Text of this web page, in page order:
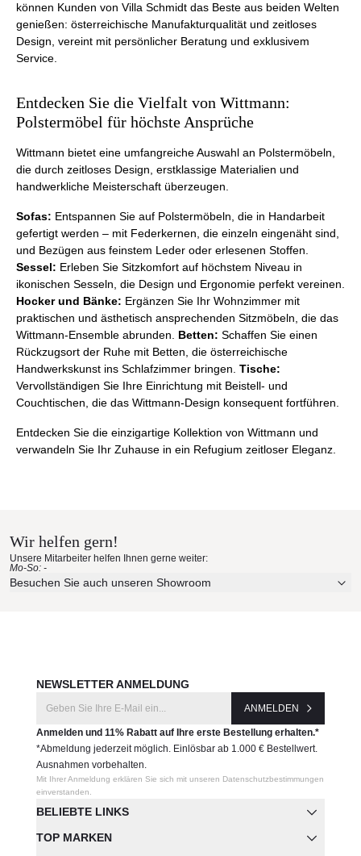
können Kunden von Villa Schmidt das Beste aus beiden Welten
genießen: österreichische Manufakturqualität und zeitloses
Design, vereint mit persönlicher Beratung und exklusivem
Service.
Entdecken Sie die Vielfalt von Wittmann:
Polstermöbel für höchste Ansprüche
Wittmann bietet eine umfangreiche Auswahl an Polstermöbeln,
die durch zeitloses Design, erstklassige Materialien und
handwerkliche Meisterschaft überzeugen.
Sofas: Entspannen Sie auf Polstermöbeln, die in Handarbeit
gefertigt werden – mit Federkernen, die einzeln eingenäht sind,
und Bezügen aus feinstem Leder oder erlesenen Stoffen.
Sessel: Erleben Sie Sitzkomfort auf höchstem Niveau in
ikonischen Sesseln, die Design und Ergonomie perfekt vereinen.
Hocker und Bänke: Ergänzen Sie Ihr Wohnzimmer mit
praktischen und ästhetisch ansprechenden Sitzmöbeln, die das
Wittmann-Ensemble abrunden. Betten: Schaffen Sie einen
Rückzugsort der Ruhe mit Betten, die österreichische
Handwerkskunst ins Schlafzimmer bringen. Tische:
Vervollständigen Sie Ihre Einrichtung mit Beistell- und
Couchtischen, die das Wittmann-Design konsequent fortführen.
Entdecken Sie die einzigartige Kollektion von Wittmann und
verwandeln Sie Ihr Zuhause in ein Refugium zeitloser Eleganz.
Wir helfen gern!
Unsere Mitarbeiter helfen Ihnen gerne weiter:
Mo-So: -
Besuchen Sie auch unseren Showroom
BELIEBTE LINKS
TOP MARKEN
NEWSLETTER ANMELDUNG
ANMELDEN
Anmelden und 11% Rabatt auf Ihre erste Bestellung erhalten.*
*Abmeldung jederzeit möglich. Einlösbar ab 1.000 € Bestellwert.
Ausnahmen vorbehalten.
Mit Ihrer Anmeldung erklären Sie sich mit unseren Datenschutzbestimmungen
einverstanden.